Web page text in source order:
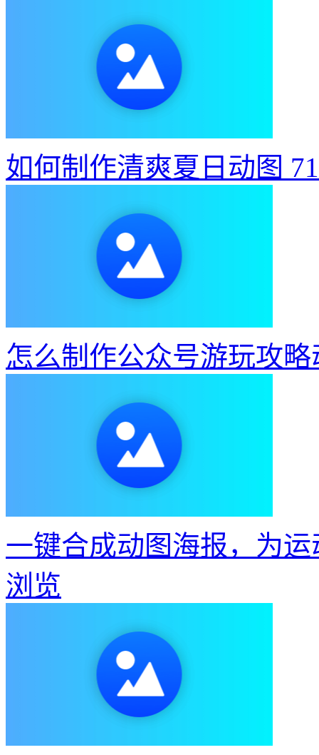
如何制作清爽夏日动图
怎么制作公众号游玩攻
一键合成动图海报，为
浏览